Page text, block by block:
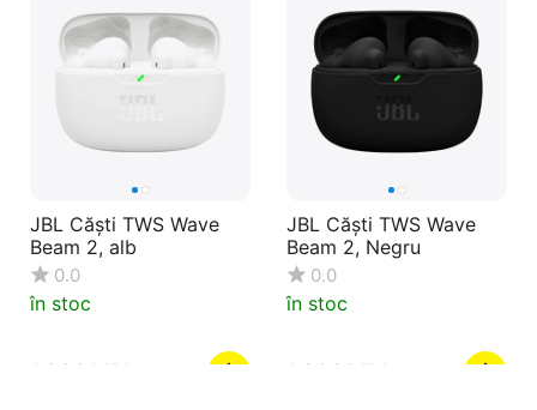
JBL Căști TWS Wave
Beam 2, alb
0.0
în stoc
1 899
JBL Căști TWS Wave
Beam 2, Negru
0.0
în stoc
1 899